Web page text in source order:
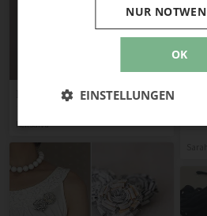
Blume aus Restgarn häkeln
Keksdiva
OK
NUR
EINSTELLUNGEN